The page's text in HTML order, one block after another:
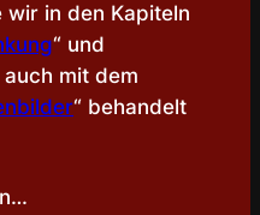
wir in den Kapiteln
“ und
auch mit dem
“ behandelt